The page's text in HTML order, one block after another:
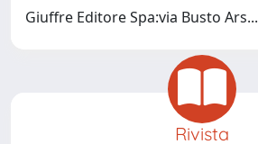
Giuffre Editore Spa:via Busto Ars...
Rivista